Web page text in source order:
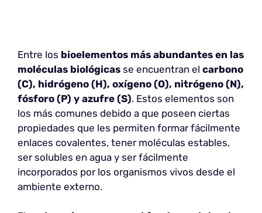
Entre los bioelementos más abundantes en las
moléculas biológicas se encuentran el carbono
(C), hidrógeno (H), oxígeno (O), nitrógeno (N),
fósforo (P) y azufre (S). Estos elementos son
los más comunes debido a que poseen ciertas
propiedades que les permiten formar fácilmente
enlaces covalentes, tener moléculas estables,
ser solubles en agua y ser fácilmente
incorporados por los organismos vivos desde el
ambiente externo.